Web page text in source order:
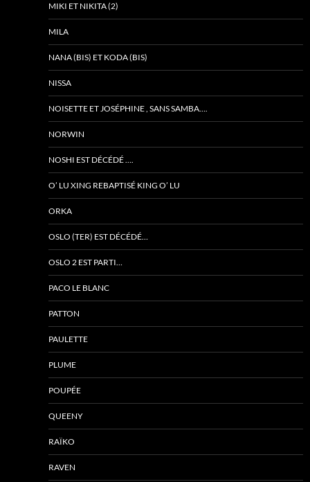
MIKI ET NIKITA (2)
MILA
NANA (BIS) ET KODA (BIS)
NISSA
NOISETTE ET JOSÉPHINE , SANS SAMBA….
NORWIN
NOSHI EST DÉCÉDÉ ….
O’ LU XING REBAPTISÉ KING O’ LU
ORKA
OSLO (TER) EST DÉCÉDÉ…
OSLO 2 EST PARTI…
PACO LE BLANC
PATTON
PAULETTE
PLUME
POUPÉE
QUEENY
RAÏKO
RAVEN